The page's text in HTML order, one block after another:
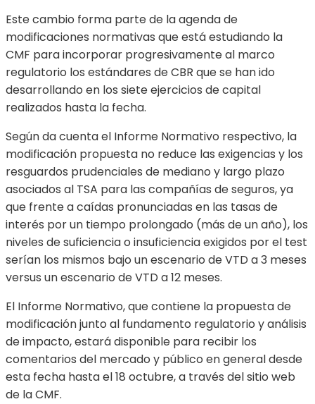
Este cambio forma parte de la agenda de
modificaciones normativas que está estudiando la
CMF para incorporar progresivamente al marco
regulatorio los estándares de CBR que se han ido
desarrollando en los siete ejercicios de capital
realizados hasta la fecha.
Según da cuenta el Informe Normativo respectivo, la
modificación propuesta no reduce las exigencias y los
resguardos prudenciales de mediano y largo plazo
asociados al TSA para las compañías de seguros, ya
que frente a caídas pronunciadas en las tasas de
interés por un tiempo prolongado (más de un año), los
niveles de suficiencia o insuficiencia exigidos por el test
serían los mismos bajo un escenario de VTD a 3 meses
versus un escenario de VTD a 12 meses.
El Informe Normativo, que contiene la propuesta de
modificación junto al fundamento regulatorio y análisis
de impacto, estará disponible para recibir los
comentarios del mercado y público en general desde
esta fecha hasta el 18 octubre, a través del sitio web
de la CMF.